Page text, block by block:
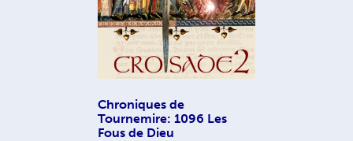
Chroniques de
Tournemire: 1096 Les
Fous de Dieu